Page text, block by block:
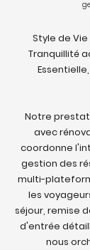
Style de
Tranquillité
Notre
avec
coordonne
gestion des
multi-
les
séjour, remise
d'entrée
nous